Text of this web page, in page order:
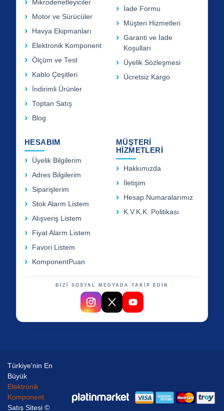
Mikrodenetleyiciler
Motor ve Sürücüler
Havya Ekipmanları
Elektronik Komponent
Ölçüm ve Test
Kablo Çeşitleri
İndirimli Ürünler
Toptan Satış
Blog
İade Formu
Müşteri Hizmetleri
Garanti ve İade
Koşulları
Üyelik Sözleşmesi
Ücretsiz Kargo
HESABIM
Üyelik Bilgilerim
Adres Bilgilerim
Siparişlerim
Stok Alarm Listem
Alışveriş Listem
Fiyat Alarm Listem
Favori Listem
KomponentPuan
MÜŞTERİ
HİZMETLERİ
Hakkımızda
İletişim
Hesap Numaralarımız
K.V.K.K. Politikası
BİZİ SOSYAL MEDYADA TAKİP EDİN
Türkiye'nin En
Büyük
Elektronik
Komponent
Satış Sitesi ©